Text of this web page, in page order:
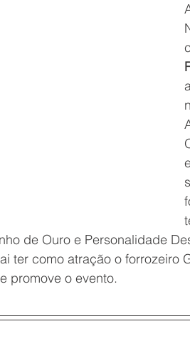
de Ouro e Personalidade
ter como atração o forrozeiro
promove o evento.